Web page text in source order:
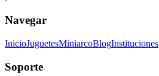
Navegar
InicioJuguetesMiniarcoBlogInstituciones
Soporte